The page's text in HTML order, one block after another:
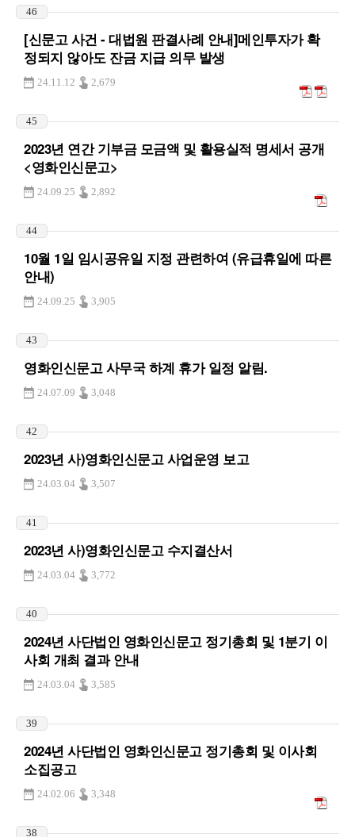
46
[신문고 사건 - 대법원 판결사례 안내]메인투자가 확
정되지 않아도 잔금 지급 의무 발생
24.11.12 2,679
45
2023년 연간 기부금 모금액 및 활용실적 명세서 공개
<영화인신문고>
24.09.25 2,892
44
10월 1일 임시공유일 지정 관련하여 (유급휴일에 따른
안내)
24.09.25 3,905
43
영화인신문고 사무국 하계 휴가 일정 알림.
24.07.09 3,048
42
2023년 사)영화인신문고 사업운영 보고
24.03.04 3,507
41
2023년 사)영화인신문고 수지결산서
24.03.04 3,772
40
2024년 사단법인 영화인신문고 정기총회 및 1분기 이
사회 개최 결과 안내
24.03.04 3,585
39
2024년 사단법인 영화인신문고 정기총회 및 이사회
소집공고
24.02.06 3,348
38